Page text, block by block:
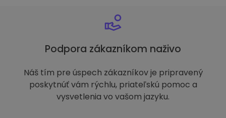
Podpora zákazníkom naživo
Náš tím pre úspech zákazníkov je pripravený
poskytnúť vám rýchlu, priateľskú pomoc a
vysvetlenia vo vašom jazyku.